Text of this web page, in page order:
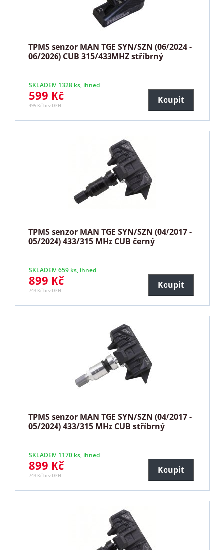
TPMS senzor MAN TGE SYN/SZN (06/2024 -
06/2026) CUB 315/433MHZ stříbrný
SKLADEM 1328 ks, ihned
599 Kč
495 Kč bez DPH
Koupit
TPMS senzor MAN TGE SYN/SZN (04/2017 -
05/2024) 433/315 MHz CUB černý
SKLADEM 659 ks, ihned
899 Kč
743 Kč bez DPH
Koupit
TPMS senzor MAN TGE SYN/SZN (04/2017 -
05/2024) 433/315 MHz CUB stříbrný
SKLADEM 1170 ks, ihned
899 Kč
743 Kč bez DPH
Koupit